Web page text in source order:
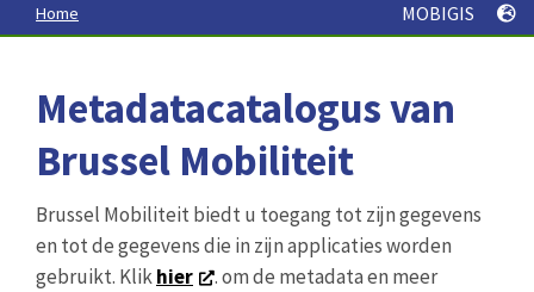
Home MOBIGIS
Metadatacatalogus van
Brussel Mobiliteit
Brussel Mobiliteit biedt u toegang tot zijn gegevens
en tot de gegevens die in zijn applicaties worden
gebruikt. Klikhier
. om de metadata en meer